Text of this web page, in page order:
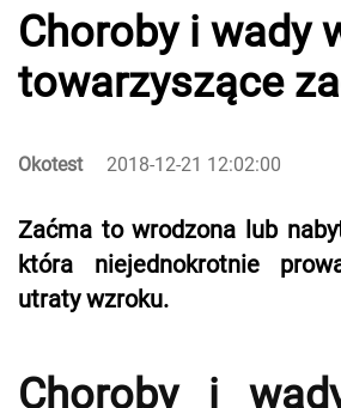
Choroby i wady
towarzyszące
Okotest 2018-12-21 12:02:00
Zaćma to wrodzona lub
która niejednokrotnie
utraty wzroku.
Choroby i